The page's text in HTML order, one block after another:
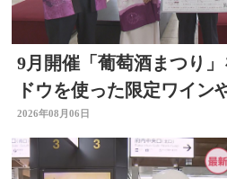
9月開催「葡萄酒まつり
ドウを使った限定ワイン
など 大分
2026年08月06日